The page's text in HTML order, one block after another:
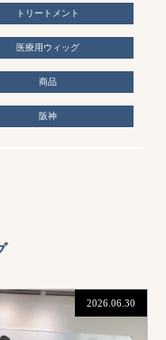
トリートメント
医療用ウィッグ
商品
阪神
2026.06.30